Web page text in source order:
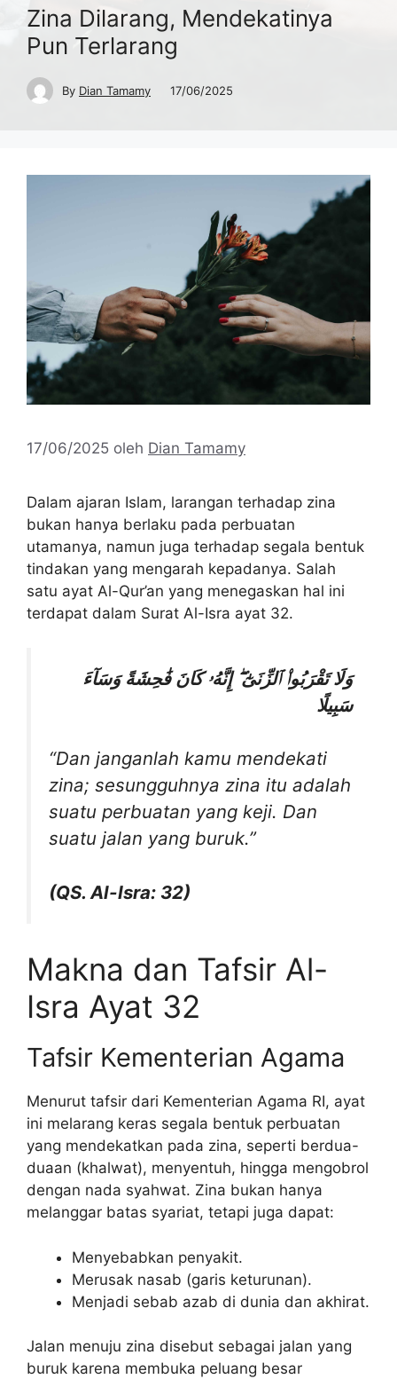
Zina Dilarang, Mendekatinya
Pun Terlarang
By Dian Tamamy 17/06/2025
17/06/2025 oleh Dian Tamamy
Dalam ajaran Islam, larangan terhadap zina
bukan hanya berlaku pada perbuatan
utamanya, namun juga terhadap segala bentuk
tindakan yang mengarah kepadanya. Salah
satu ayat Al-Qur’an yang menegaskan hal ini
terdapat dalam Surat Al-Isra ayat 32.
وَلَا تَقْرَبُوا۟ ٱلزِّنَىٰٓ ۖ إِنَّهُۥ كَانَ فَٰحِشَةً وَسَآءَ
سَبِيلًا
“Dan janganlah kamu mendekati
zina; sesungguhnya zina itu adalah
suatu perbuatan yang keji. Dan
suatu jalan yang buruk.”
(QS. Al-Isra: 32)
Makna dan Tafsir Al-
Isra Ayat 32
Tafsir Kementerian Agama
Menurut tafsir dari Kementerian Agama RI, ayat
ini melarang keras segala bentuk perbuatan
yang mendekatkan pada zina, seperti berdua-
duaan (khalwat), menyentuh, hingga mengobrol
dengan nada syahwat. Zina bukan hanya
melanggar batas syariat, tetapi juga dapat:
Menyebabkan penyakit.
Merusak nasab (garis keturunan).
Menjadi sebab azab di dunia dan akhirat.
Jalan menuju zina disebut sebagai jalan yang
buruk karena membuka peluang besar